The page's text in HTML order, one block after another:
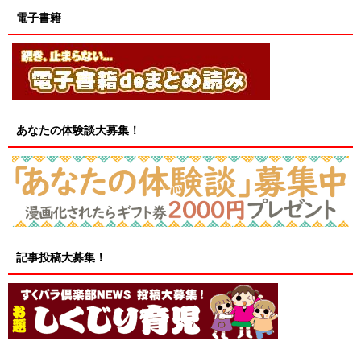
電子書籍
あなたの体験談大募集！
記事投稿大募集！